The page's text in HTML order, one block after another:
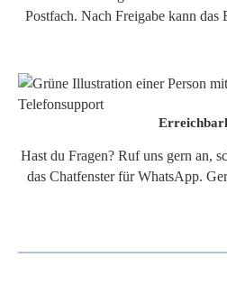
Postfach. Nach Freigabe kann das
Hast du Fragen? Ruf uns gern an,
das Chatfenster für WhatsApp.